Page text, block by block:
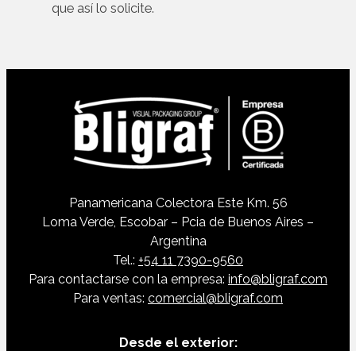
que así lo solicite.
Panamericana Colectora Este Km. 56
Loma Verde, Escobar – Pcia de Buenos Aires –
Argentina
Tel.: +54 11 7390-9560
Para contactarse con la empresa: info@bligraf.com
Para ventas: comercial@bligraf.com
Desde el exterior: